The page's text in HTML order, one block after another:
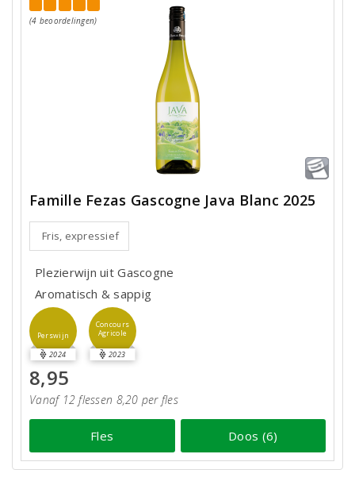
(4 beoordelingen)
Famille Fezas Gascogne Java Blanc 2025
Fris, expressief
Plezierwijn uit Gascogne
Aromatisch & sappig
Perswijn
2024
Concours
Agricole
2023
8,95
Vanaf 12 flessen 8,20 per fles
Fles Doos (6)